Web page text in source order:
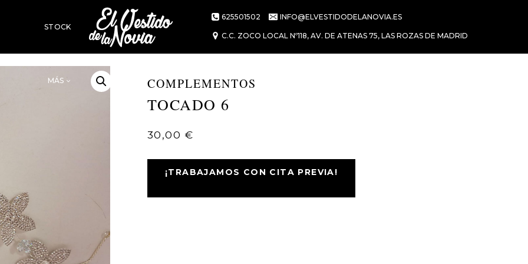
STOCK
MÁS
625501502 INFO@ELVESTIDODELANOVIA.ES
C.C. ZOCO LOCAL Nº118, AV. DE ATENAS 75, LAS ROZAS DE MADRID
COMPLEMENTOS
TOCADO 6
30,00 €
¡TRABAJAMOS CON CITA PREVIA!